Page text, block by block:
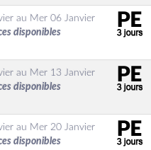
au Mer 06 Janvier
disponibles
au Mer 13 Janvier
disponibles
au Mer 20 Janvier
disponibles